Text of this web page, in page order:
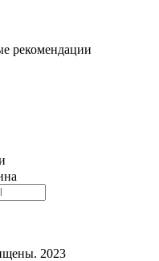
рекомендации
2023